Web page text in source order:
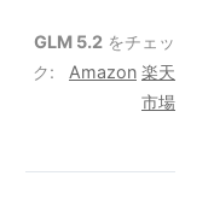
GLM 5.2 をチェッ
ク:
Amazon 楽天
市場